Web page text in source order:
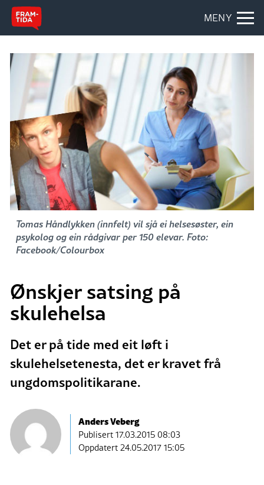
MENY
Tomas Håndlykken (innfelt) vil sjå ei helsesøster, ein
psykolog og ein rådgivar per 150 elevar. Foto:
Facebook/Colourbox
Ønskjer satsing på
skulehelsa
Det er på tide med eit løft i
skulehelsetenesta, det er kravet frå
ungdomspolitikarane.
Anders Veberg
Publisert17.03.2015 08:03
Oppdatert 24.05.2017 15:05